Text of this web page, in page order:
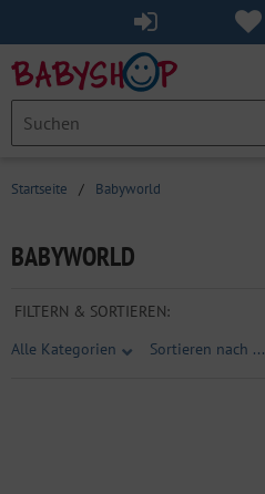
Startseite / Babyworld
BABYWORLD
FILTERN & SORTIEREN:
Alle Kategorien
Sortieren nach ...